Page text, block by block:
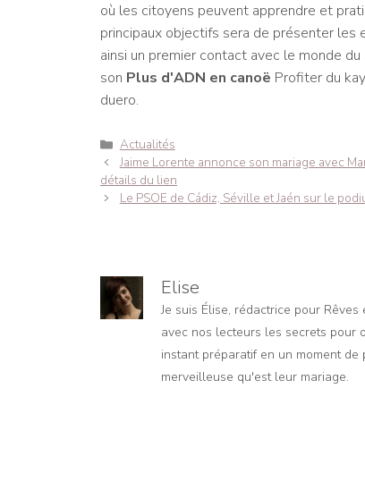
où les citoyens peuvent apprendre et
principaux objectifs sera de présenter les
ainsi un premier contact avec le monde
son Plus d'ADN en canoë Profiter du
duero.
Catégories
Actualités
Navigation
des
articles
Jaime Lorente annonce son mariage avec
détails du lien
Le PSOE de Cádiz, Séville et Jaén sur le
Elise
Je suis Élise, rédactrice pour
avec nos lecteurs les secrets pour
instant préparatif en un moment
merveilleuse qu'est leur mariage.